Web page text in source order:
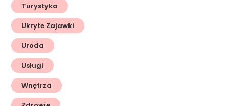
Turystyka
Ukryte Zajawki
Uroda
Usługi
Wnętrza